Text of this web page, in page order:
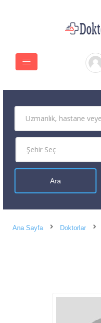
Ana Sayfa Doktorlar